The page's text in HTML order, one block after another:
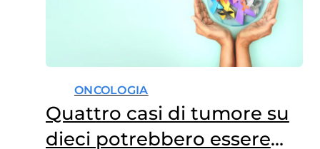
ONCOLOGIA
Quattro casi di tumore su
dieci potrebbero essere